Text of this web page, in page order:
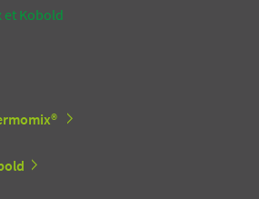
et Kobold